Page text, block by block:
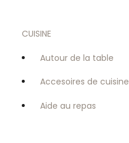
CUISINE
Autour de la table
Accesoires de cuisine
Aide au repas